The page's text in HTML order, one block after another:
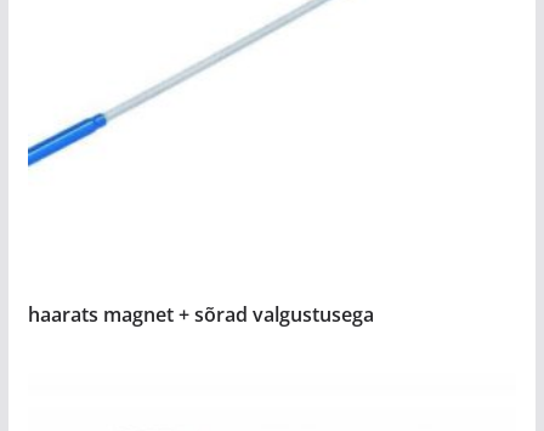
haarats magnet + sõrad valgustusega